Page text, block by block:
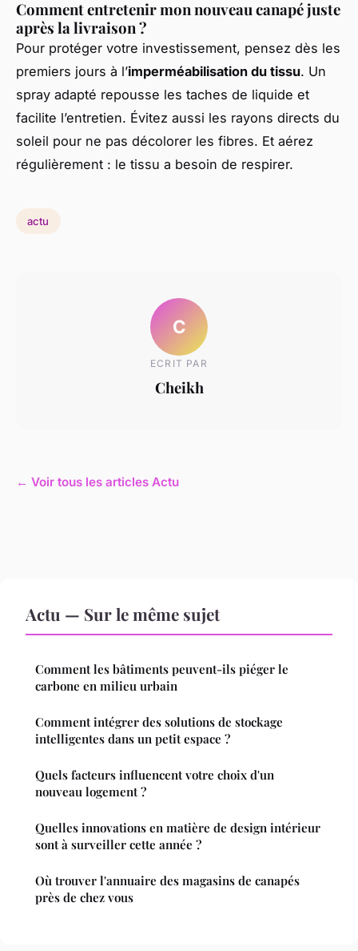
Comment entretenir mon nouveau canapé juste
après la livraison ?
Pour protéger votre investissement, pensez dès les
premiers jours à l’imperméabilisation du tissu. Un
spray adapté repousse les taches de liquide et
facilite l’entretien. Évitez aussi les rayons directs du
soleil pour ne pas décolorer les fibres. Et aérez
régulièrement : le tissu a besoin de respirer.
actu
C
ECRIT PAR
Cheikh
← Voir tous les articles Actu
Actu — Sur le même sujet
Comment les bâtiments peuvent-ils piéger le
carbone en milieu urbain
Comment intégrer des solutions de stockage
intelligentes dans un petit espace ?
Quels facteurs influencent votre choix d'un
nouveau logement ?
Quelles innovations en matière de design intérieur
sont à surveiller cette année ?
Où trouver l'annuaire des magasins de canapés
près de chez vous